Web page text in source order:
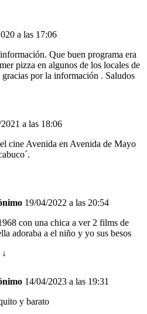
a las 17:06
Que buen programa era
pizza en algunos de los locales de
por la información . Saludos
a las 18:06
cine Avenida en Avenida de Mayo
19/04/2022 a las 20:54
con una chica a ver 2 films de
adoraba a el niño y yo sus besos
↓
14/04/2023 a las 19:31
y barato